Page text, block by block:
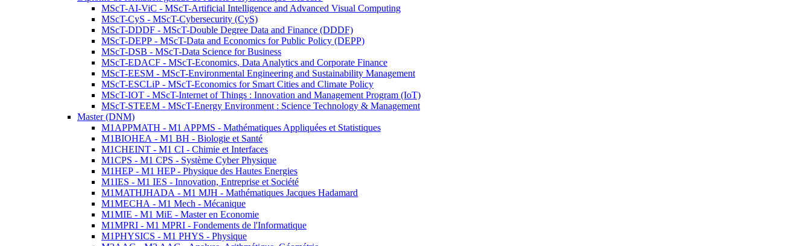
MScT-AI-ViC - MScT-Artificial Intelligence and Advanced Visual Computing
MScT-CyS - MScT-Cybersecurity (CyS)
MScT-DDDF - MScT-Double Degree Data and Finance (DDDF)
MScT-DEPP - MScT-Data and Economics for Public Policy (DEPP)
MScT-DSB - MScT-Data Science for Business
MScT-EDACF - MScT-Economics, Data Analytics and Corporate Finance
MScT-EESM - MScT-Environmental Engineering and Sustainability Management
MScT-ESCLiP - MScT-Economics for Smart Cities and Climate Policy
MScT-IOT - MScT-Internet of Things : Innovation and Management Program (IoT)
MScT-STEEM - MScT-Energy Environment : Science Technology & Management
Master (DNM)
M1APPMATH - M1 APPMS - Mathématiques Appliquées et Statistiques
M1BIOHEA - M1 BH - Biologie et Santé
M1CHEINT - M1 CI - Chimie et Interfaces
M1CPS - M1 CPS - Système Cyber Physique
M1HEP - M1 HEP - Physique des Hautes Energies
M1IES - M1 IES - Innovation, Entreprise et Société
M1MATHJHADA - M1 MJH - Mathématiques Jacques Hadamard
M1MECHA - M1 Mech - Mécanique
M1MIE - M1 MiE - Master en Economie
M1MPRI - M1 MPRI - Fondements de l'Informatique
M1PHYSICS - M1 PHYS - Physique